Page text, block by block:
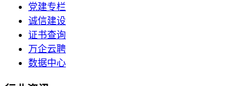
党建专栏
诚信建设
证书查询
万企云聘
数据中心